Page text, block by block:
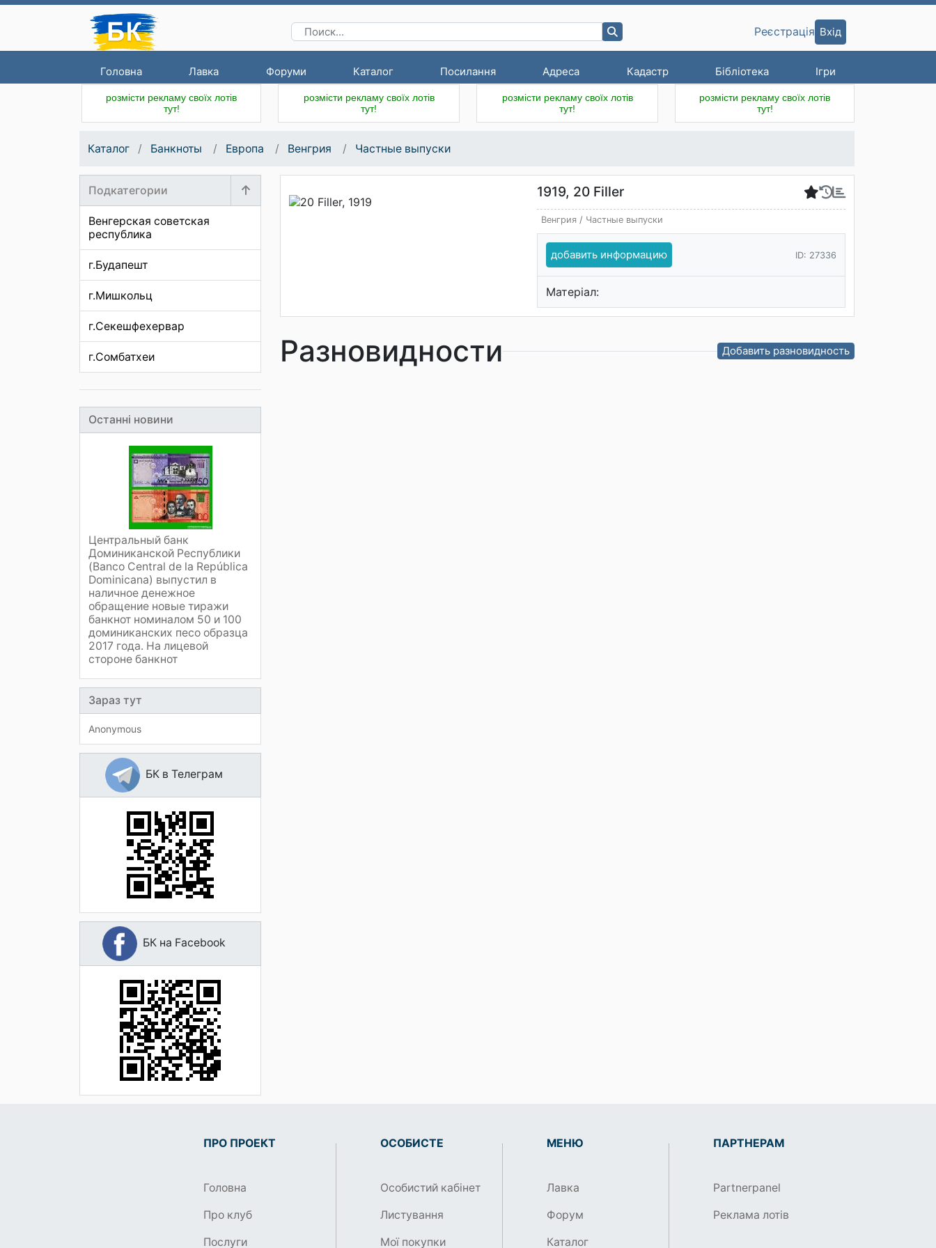
Головна Лавка Форуми Каталог Посилання Адреса Кадастр Бібліотека Ігри
Реєстрація Вхід
розмісти рекламу своїх лотів
тут!
розмісти рекламу своїх лотів
тут!
розмісти рекламу своїх лотів
тут!
розмісти рекламу своїх лотів
тут!
Каталог Банкноты Европа Венгрия Частные выпуски
Подкатегории
Венгерская советская
республика
г.Будапешт
г.Мишкольц
г.Секешфехервар
г.Сомбатхеи
Останні новини
Центральный банк
Доминиканской Республики
(Banco Central de la República
Dominicana) выпустил в
наличное денежное
обращение новые тиражи
банкнот номиналом 50 и 100
доминиканских песо образца
2017 года. На лицевой
стороне банкнот
Зараз тут
Anonymous
БК в Телеграм
БК на Facebook
1919, 20 Filler
Венгрия / Частные выпуски
добавить информацию ID: 27336
Матеріал:
Разновидности Добавить разновидность
ПРО ПРОЕКТ
Головна
Про клуб
Послуги
ОСОБИСТЕ
Особистий кабінет
Листування
Мої покупки
МЕНЮ
Лавка
Форум
Каталог
ПАРТНЕРАМ
Partnerpanel
Реклама лотів